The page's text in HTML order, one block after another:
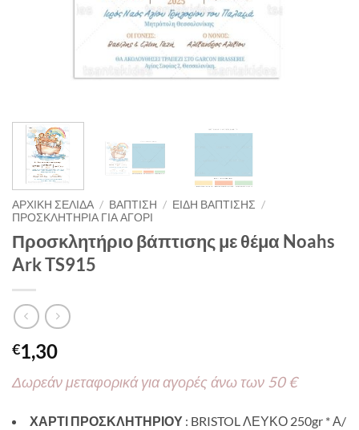
ΑΡΧΙΚΉ ΣΕΛΊΔΑ / ΒΑΠΤΙΣΗ / ΕΙΔΗ ΒΑΠΤΙΣΗΣ /
ΠΡΟΣΚΛΗΤΗΡΙΑ ΓΙΑ ΑΓΟΡΙ
Προσκλητήριο βάπτισης με θέμα Noahs
Ark TS915
€1,30
Δωρεάν μεταφορικά για αγορές άνω των 50 €
ΧΑΡΤΙ ΠΡΟΣΚΛΗΤΗΡΙΟΥ : BRISTOL ΛΕΥΚΟ 250gr * Α/